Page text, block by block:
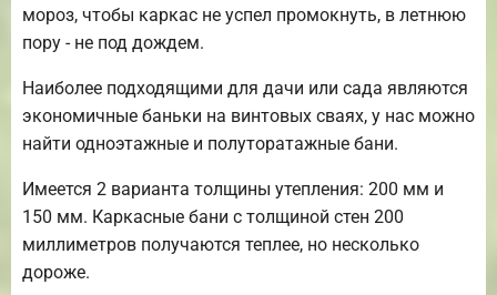
мороз, чтобы каркас не успел промокнуть, в летнюю
пору - не под дождем.
Наиболее подходящими для дачи или сада являются
экономичные баньки на винтовых сваях, у нас можно
найти одноэтажные и полуторатажные бани.
Имеется 2 варианта толщины утепления: 200 мм и
150 мм. Каркасные бани с толщиной стен 200
миллиметров получаются теплее, но несколько
дороже.